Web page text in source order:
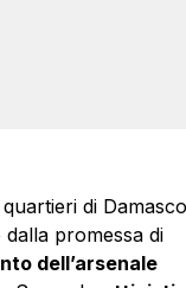
di
promessa di
dell’arsenale